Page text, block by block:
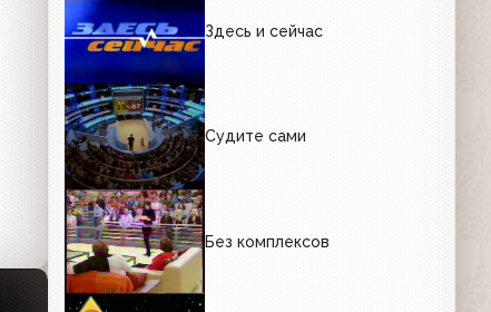
Здесь и сейчас
Судите сами
Без комплексов